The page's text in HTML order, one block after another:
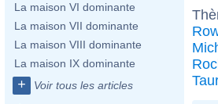
La maison VI dominante
La maison VII dominante
La maison VIII dominante
La maison IX dominante
+ Voir tous les articles